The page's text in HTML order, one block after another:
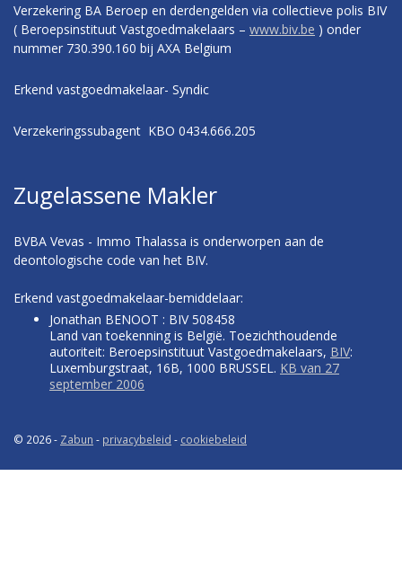
Verzekering BA Beroep en derdengelden via collectieve polis BIV
( Beroepsinstituut Vastgoedmakelaars – www.biv.be ) onder
nummer 730.390.160 bij AXA Belgium
Erkend vastgoedmakelaar- Syndic
Verzekeringssubagent KBO 0434.666.205
Zugelassene Makler
BVBA Vevas - Immo Thalassa is onderworpen aan de
deontologische code van het BIV.
Erkend vastgoedmakelaar-bemiddelaar:
Jonathan BENOOT : BIV 508458
Land van toekenning is België. Toezichthoudende
autoriteit: Beroepsinstituut Vastgoedmakelaars, BIV:
Luxemburgstraat, 16B, 1000 BRUSSEL. KB van 27
september 2006
© 2026 - Zabun - privacybeleid - cookiebeleid